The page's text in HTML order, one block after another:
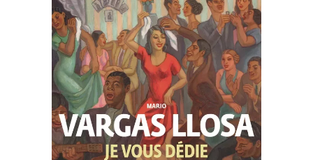
Livres
Livres les plus recommandés
Prix littéraires